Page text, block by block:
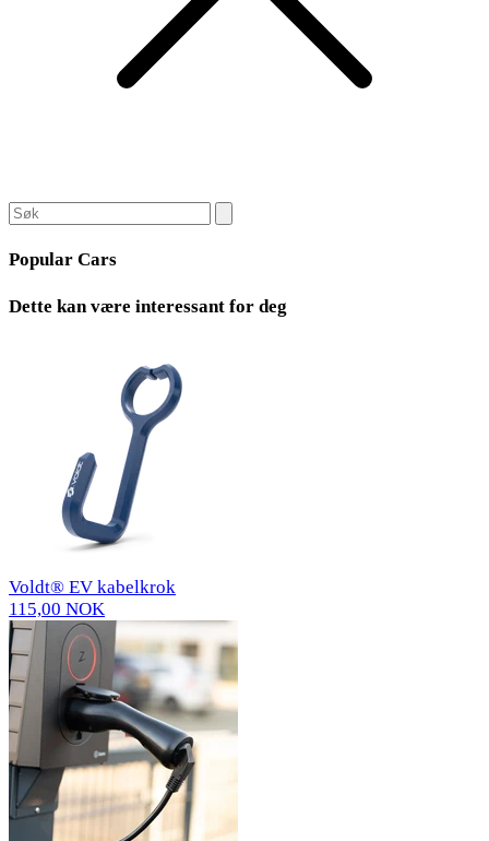
Popular Cars
Dette kan være interessant for deg
Voldt® EV kabelkrok
115,00 NOK